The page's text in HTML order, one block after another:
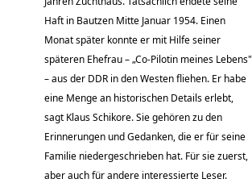
Haft in Bautzen Mitte Januar 1954. Einen
Monat später konnte er mit Hilfe seiner
späteren Ehefrau – „Co-Pilotin meines Lebens"
– aus der DDR in den Westen fliehen. Er habe
eine Menge an historischen Details erlebt,
sagt Klaus Schikore. Sie gehören zu den
Erinnerungen und Gedanken, die er für seine
Familie niedergeschrieben hat. Für sie zuerst,
aber auch für andere interessierte Leser.